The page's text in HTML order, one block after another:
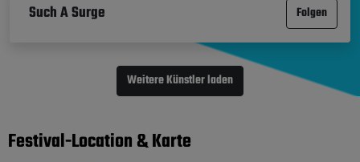
Such A Surge Folgen
Weitere Künstler laden
Festival-Location & Karte